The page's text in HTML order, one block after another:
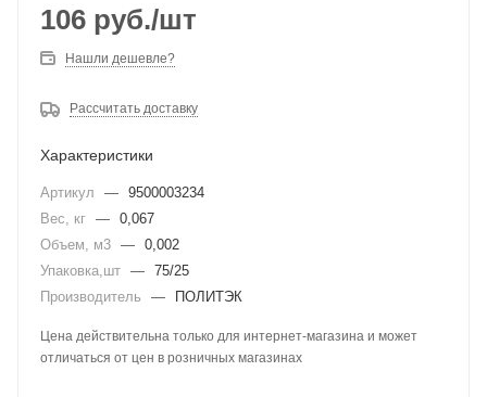
106 руб./шт
Нашли дешевле?
Рассчитать доставку
Характеристики
Артикул — 9500003234
Вес, кг — 0,067
Объем, м3 — 0,002
Упаковка,шт — 75/25
Производитель
— ПОЛИТЭК
Цена действительна только для интернет-магазина и может
отличаться от цен в розничных магазинах